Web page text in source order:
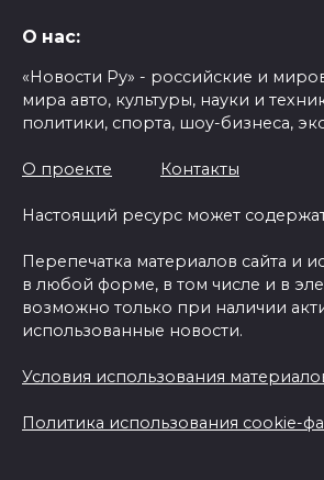
О нас:
«Новости Ру» - российские и
мира авто, культуры, науки и
политики, спорта, шоу-бизнеса,
О проекте Контакты
Настоящий ресурс может
Перепечатка материалов сайта и
в любой форме, в том числе и в
возможно только при наличии
использованные новости.
Условия использования
Политика использования cookie-